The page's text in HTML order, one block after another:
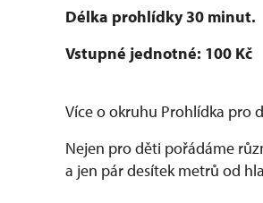
Délka prohlídky 30 minut.
Vstupné jednotné: 100 Kč
Více o okruhu Prohlídka pro
Nejen pro děti pořádáme
a jen pár desítek metrů od